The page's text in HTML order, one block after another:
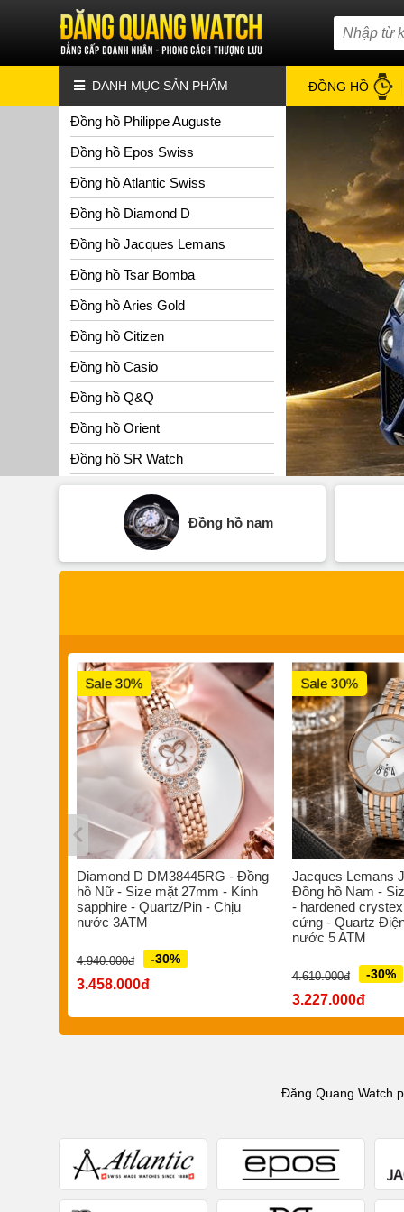
DANH MỤC SẢN PHẨM
Đồng hồ Philippe Auguste
Đồng hồ Epos Swiss
Đồng hồ Atlantic Swiss
Đồng hồ Diamond D
Đồng hồ Jacques Lemans
Đồng hồ Tsar Bomba
Đồng hồ Aries Gold
Đồng hồ Citizen
Đồng hồ Casio
Đồng hồ Q&Q
Đồng hồ Orient
Đồng hồ SR Watch
ĐỒNG HỒ
Đồng hồ nam
Sale 30%
Diamond D DM38445RG - Đồng
hồ Nữ - Size mặt 27mm - Kính
sapphire - Quartz/Pin - Chịu
nước 3ATM
4.940.000đ -30%
3.458.000đ
Sale 30%
Jacques Lemans
Đồng hồ Nam -
- hardened
cứng - Quartz
nước 5 ATM
4.610.000đ -30%
3.227.000đ
Đăng Quang Watch